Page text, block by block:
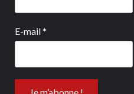
E-mail*